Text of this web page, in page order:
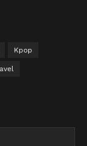
Kpop